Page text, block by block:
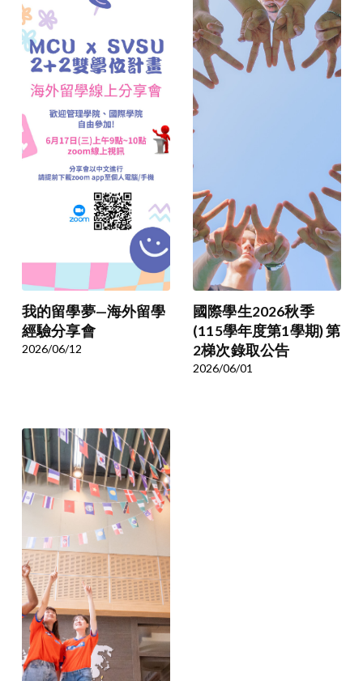
我的留學夢—海外留學
經驗分享會
2026/06/12
國際學生2026秋季
(115學年度第1學期) 第
2梯次錄取公告
2026/06/01